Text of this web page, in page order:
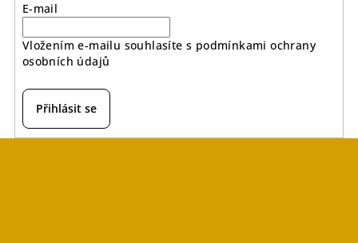
E-mail
Vložením e-mailu souhlasíte s podmínkami ochrany
osobních údajů
Přihlásit se